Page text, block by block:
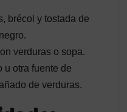
brécol y tostada de
verduras o sopa.
u otra fuente de
de verduras.